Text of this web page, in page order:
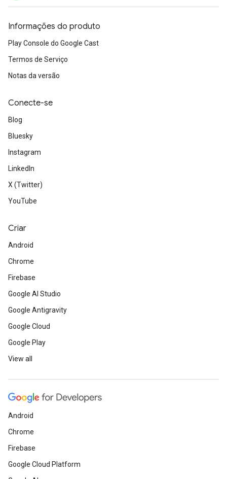
Informações do produto
Play Console do Google Cast
Termos de Serviço
Notas da versão
Conecte-se
Blog
Bluesky
Instagram
LinkedIn
X (Twitter)
YouTube
Criar
Android
Chrome
Firebase
Google AI Studio
Google Antigravity
Google Cloud
Google Play
View all
Android
Chrome
Firebase
Google Cloud Platform